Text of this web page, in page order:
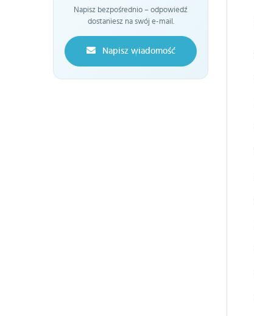
Napisz bezpośrednio – odpowiedź
dostaniesz na swój e-mail.
Napisz wiadomość